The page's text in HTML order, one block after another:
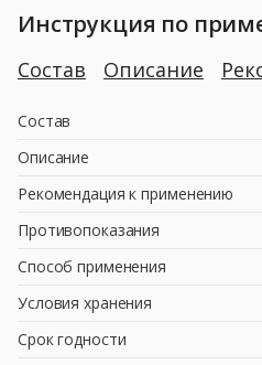
Инструкция по
Состав Описание
Состав
Описание
Рекомендация к применению
Противопоказания
Способ применения
Условия хранения
Срок годности